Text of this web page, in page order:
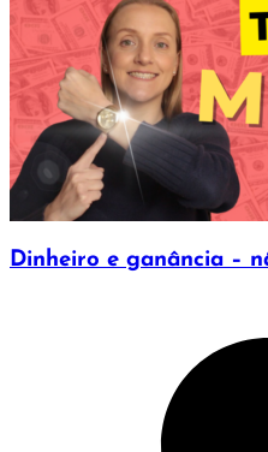
Dinheiro e ganância –